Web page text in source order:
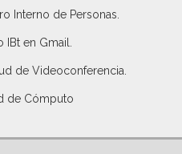
Interno de Personas
IBt en Gmail
de Videoconferencia.
de Cómputo